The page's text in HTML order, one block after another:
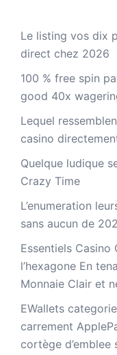
Le listing vos dix
direct chez 2026
100 % free spin
good 40x
Lequel
casino
Quelque ludique
Crazy Time
L’enumeration
sans aucun de
Essentiels Casino
l’hexagone En
Monnaie Clair et
EWallets
carrement
cortège